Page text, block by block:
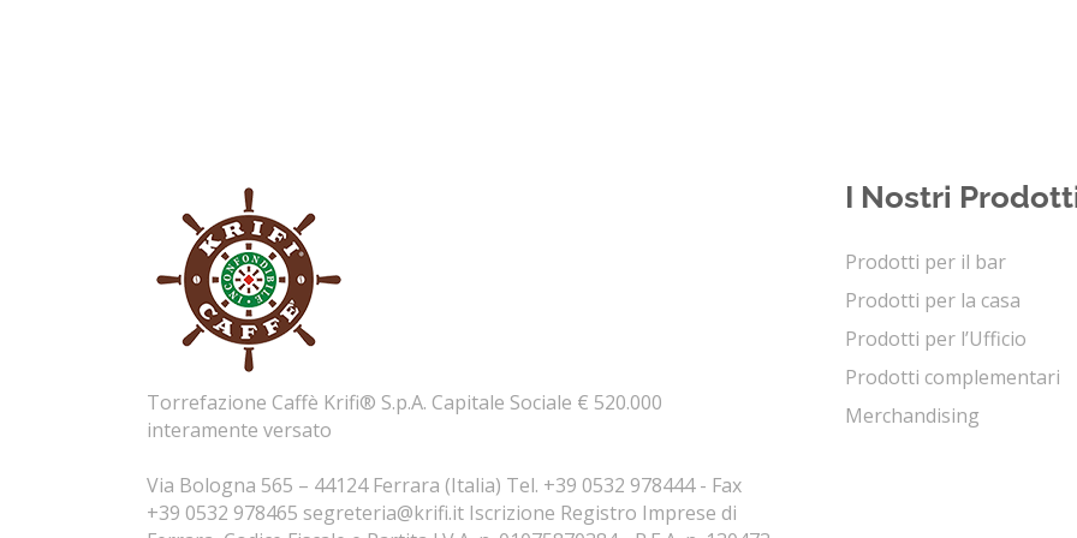
Torrefazione Caffè Krifi® S.p.A. Capitale Sociale € 520.000
interamente versato
Via Bologna 565 – 44124 Ferrara (Italia) Tel. +39 0532 978444 - Fax
+39 0532 978465 segreteria@krifi.it Iscrizione Registro Imprese di
I Nostri
Prodotti per il bar
Prodotti per la casa
Prodotti per l’Ufficio
Prodotti complementari
Merchandising